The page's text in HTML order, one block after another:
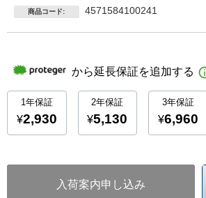
商品コード: 4571584100241
入荷案内申し込み